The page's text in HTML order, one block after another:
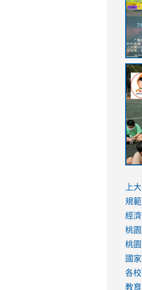
link
to
link
to
link
to
8M
link
to
to
to
link
to
上
規範
經
桃
桃
國
各
教